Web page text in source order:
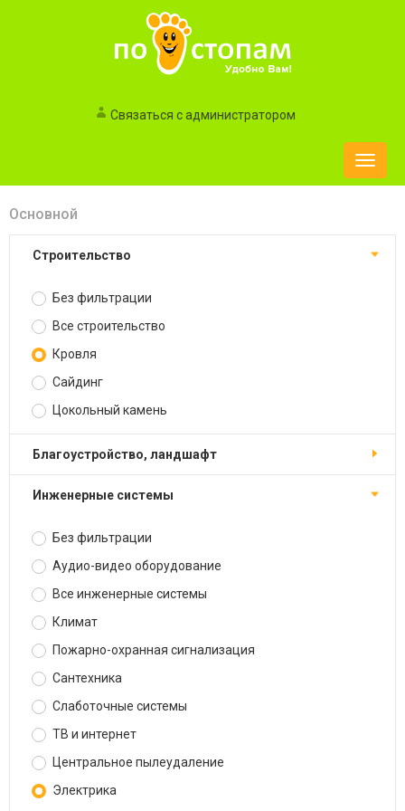
Связаться с администратором
Toggle
Основной
Строительство
Без фильтрации
Все строительство
Кровля
Сайдинг
Цокольный камень
Благоустройство, ландшафт
Инженерные системы
Без фильтрации
Аудио-видео оборудование
Все инженерные системы
Климат
Пожарно-охранная сигнализация
Сантехника
Слаботочные системы
ТВ и интернет
Центральное пылеудаление
Электрика